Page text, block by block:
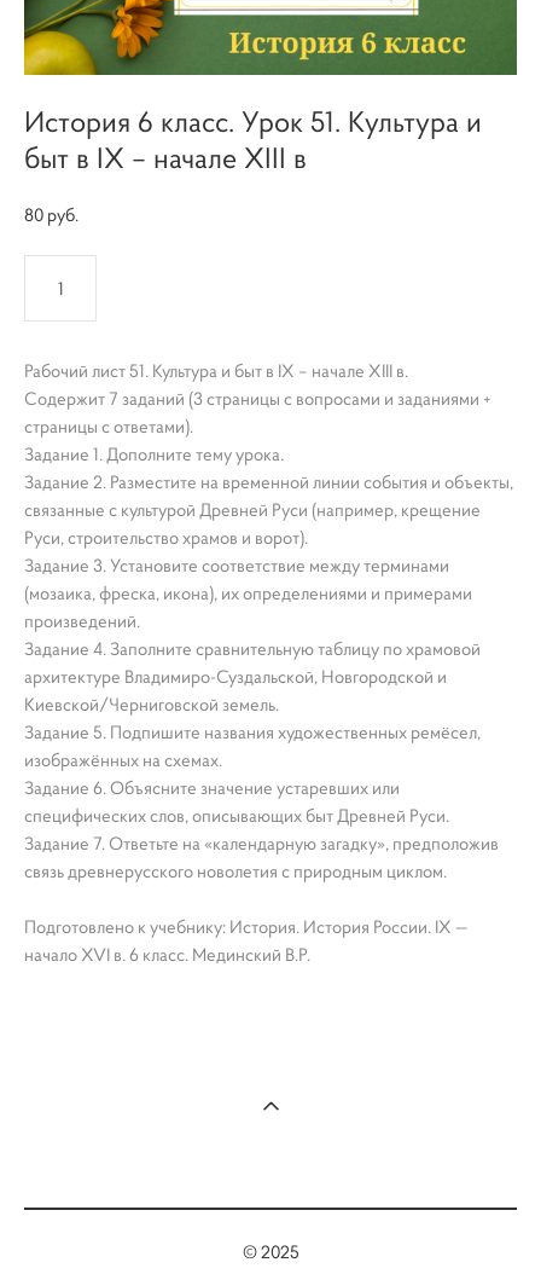
История 6 класс. Урок 51. Культура и
быт в IX – начале XIII в
80 pуб.
Рабочий лист 51. Культура и быт в IX – начале XIII в.
Содержит 7 заданий (3 страницы с вопросами и заданиями +
страницы с ответами).
Задание 1. Дополните тему урока.
Задание 2. Разместите на временной линии события и объекты,
связанные с культурой Древней Руси (например, крещение
Руси, строительство храмов и ворот).
Задание 3. Установите соответствие между терминами
(мозаика, фреска, икона), их определениями и примерами
произведений.
Задание 4. Заполните сравнительную таблицу по храмовой
архитектуре Владимиро-Суздальской, Новгородской и
Киевской/Черниговской земель.
Задание 5. Подпишите названия художественных ремёсел,
изображённых на схемах.
Задание 6. Объясните значение устаревших или
специфических слов, описывающих быт Древней Руси.
Задание 7. Ответьте на «календарную загадку», предположив
связь древнерусского новолетия с природным циклом.
Подготовлено к учебнику: История. История России. IX —
начало XVI в. 6 класс. Мединский В.Р.
© 2025